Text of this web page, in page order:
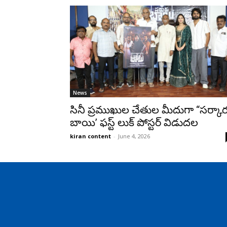
News
సినీ ప్రముఖుల చేతుల మీదుగా
బాయి’ ఫస్ట్ లుక్ పోస్టర్ విడుదల
kiran content - June 4, 2026